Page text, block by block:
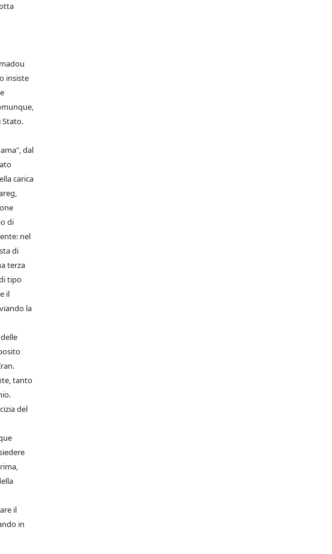
insiste
Stato.
dal
carica
di
nel
di
terza
tipo
il
la
tanto
del
il
in